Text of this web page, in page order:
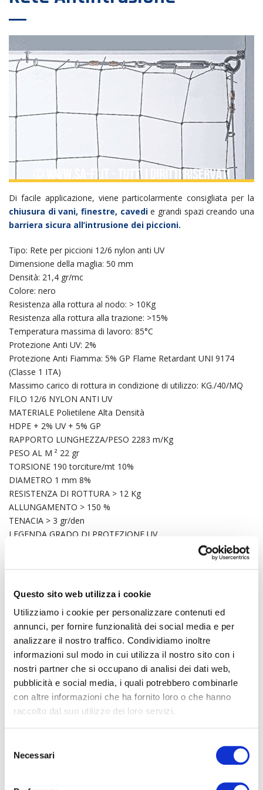
Questo sito web utilizza i cookie
Utilizziamo i cookie per personalizzare contenuti ed
annunci, per fornire funzionalità dei social media e per
analizzare il nostro traffico. Condividiamo inoltre
informazioni sul modo in cui utilizza il nostro sito con i
nostri partner che si occupano di analisi dei dati web,
pubblicità e social media, i quali potrebbero combinarle
con altre informazioni che ha fornito loro o che hanno
raccolto dal suo utilizzo dei loro servizi.
Necessari
Di facile applicazione, viene particolarmente consigliata per la
chiusura di vani, finestre, cavedie grandi spazi creando una
barriera sicura all’intrusione dei piccioni.
Tipo: Rete per piccioni 12/6 nylon anti UV
Dimensione della maglia: 50 mm
Densità: 21,4 gr/mc
Colore: nero
Resistenza alla rottura al nodo: > 10Kg
Resistenza alla rottura alla trazione: >15%
Temperatura massima di lavoro: 85°C
Protezione Anti UV: 2%
Protezione Anti Fiamma: 5% GP Flame Retardant UNI 9174
(Classe 1 ITA)
Massimo carico di rottura in condizione di utilizzo: KG./40/MQ
FILO 12/6 NYLON ANTI UV
MATERIALE Polietilene Alta Densità
HDPE + 2% UV + 5% GP
RAPPORTO LUNGHEZZA/PESO 2283 m/Kg
PESO AL M ² 22 gr
TORSIONE 190 torciture/mt 10%
DIAMETRO 1 mm 8%
RESISTENZA DI ROTTURA > 12 Kg
ALLUNGAMENTO > 150 %
TENACIA > 3 gr/den
LEGENDA GRADO DI PROTEZIONE UV
I PRODOTTI CHE UTILIZZIAMO E I NOSTRI SERVIZI
Dissuasore acciaio inox 66 punte/mt
Dissuasore acciaio inox per persiane